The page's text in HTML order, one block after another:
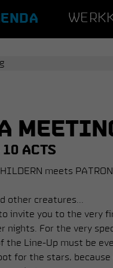
10 ACTS
meets
other creatures...
invite you to the very
nights. For the very
the Line-Up must be
for the stars,